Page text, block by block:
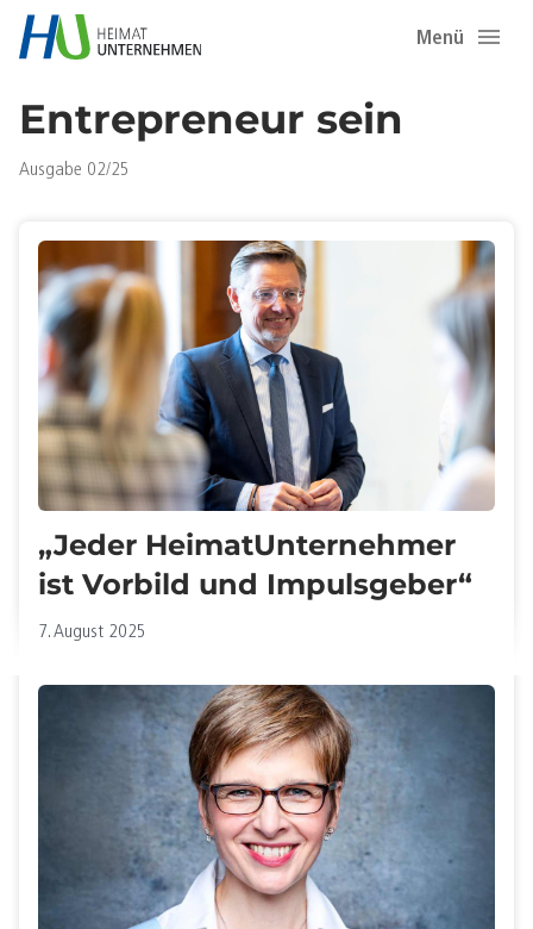
Menü
Entrepreneur sein
Ausgabe 02/25
„Jeder HeimatUnternehmer
ist Vorbild und Impulsgeber“
7. August 2025